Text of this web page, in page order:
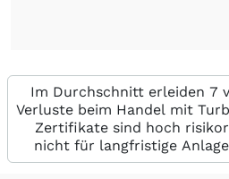
Im Durchschnitt erleiden 7
Verluste beim Handel mit
Zertifikate sind hoch
nicht für langfristige